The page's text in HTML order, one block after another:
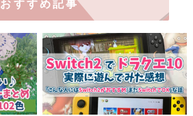
おすすめ記事